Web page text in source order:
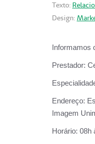
Texto:
Design:
Informamos
Prestador:
Endereço:
Imagem
Horário: 08h